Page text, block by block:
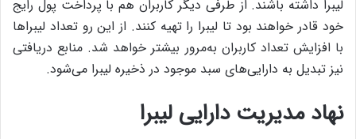
لیبرا داشته باشند. از طرفی دیگر کاربران هم با پرداخت پول رایج
خود قادر خواهند بود تا لیبرا را تهیه کنند. از این رو تعداد لیبراها
با افزایش تعداد کاربران به‌مرور بیشتر خواهد شد. منابع دریافتی
نیز تبدیل به دارایی‌های سبد موجود در ذخیره لیبرا می‌شود.
نهاد مدیریت دارایی لیبرا